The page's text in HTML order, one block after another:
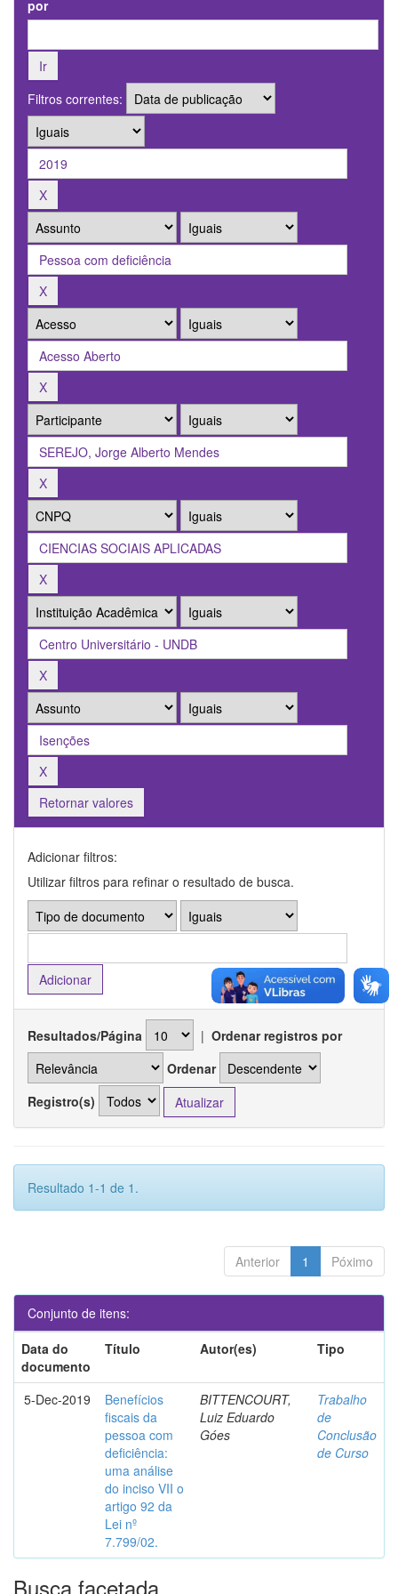
por
Filtros correntes:
Retornar valores
Adicionar filtros:
Utilizar filtros para refinar o resultado de busca.
Resultados/Página | Ordenar registros por
Ordenar
Registro(s)
Resultado 1-1 de 1.
Anterior 1 Póximo
Conjunto de itens:
Data do
documento
Título Autor(es) Tipo
5-Dec-2019
Benefícios
fiscais da
pessoa com
deficiência:
uma análise
do inciso VII o
artigo 92 da
Lei nº
7.799/02.
BITTENCOURT,
Luiz Eduardo
Góes
Trabalho
de
Conclusão
de Curso
Busca facetada